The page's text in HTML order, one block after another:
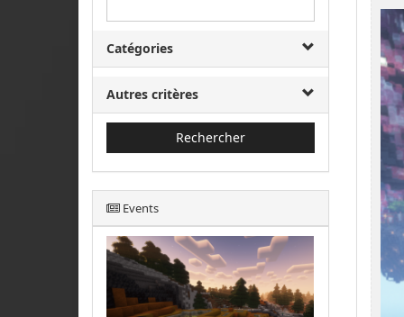
Catégories
Autres critères
Rechercher
Events